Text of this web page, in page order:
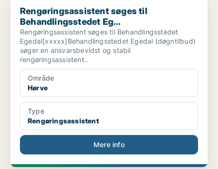
Rengøringsassistent søges til
Behandlingsstedet Eg...
Rengøringsassistent søges til Behandlingsstedet
Egedal[xxxxx]Behandlingsstedet Egedal (døgntilbud)
søger en ansvarsbevidst og stabil
rengøringsassistent..
Område
Hørve
Type
Rengøringsassistent
Mere info